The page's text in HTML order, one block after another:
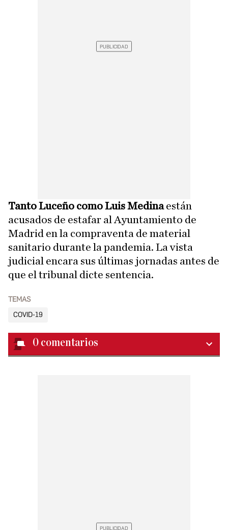
Tanto Luceño como Luis Medinaestán
acusados de estafar al Ayuntamiento de
Madrid en la compraventa de material
sanitario durante la pandemia. La vista
judicial encara sus últimas jornadas antes de
que el tribunal dicte sentencia.
TEMAS
COVID-19
0 comentarios